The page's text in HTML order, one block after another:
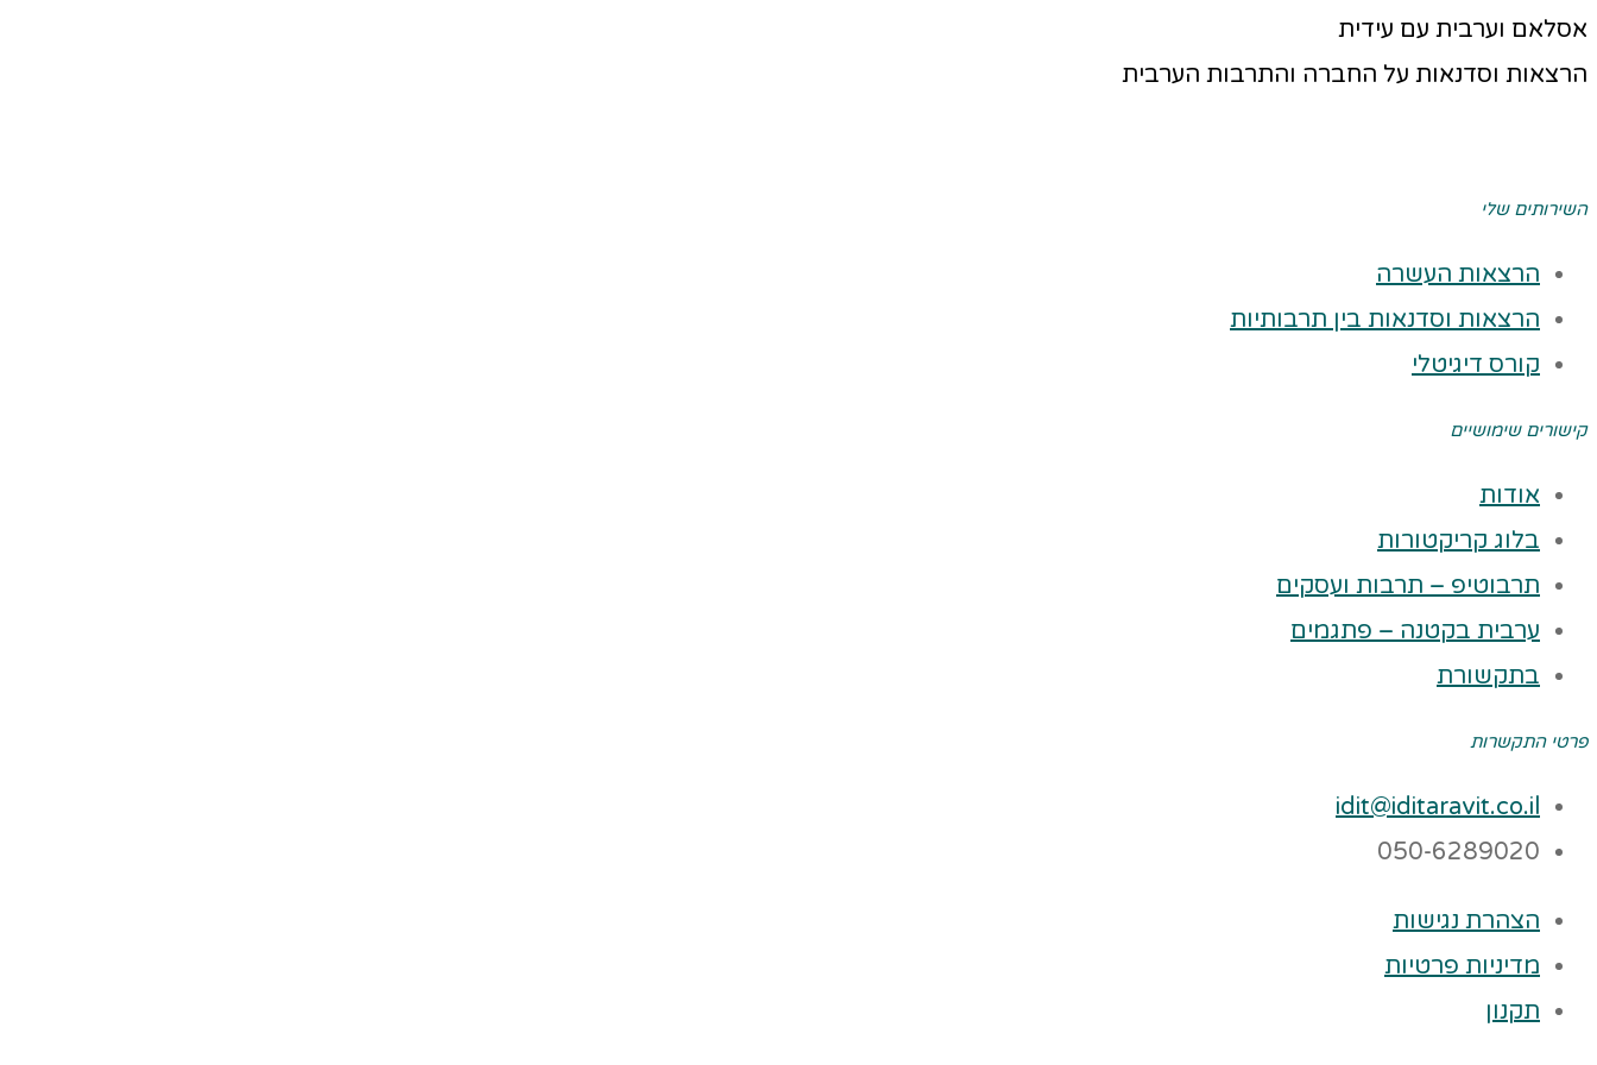
אסלאם וערבית עם עידית
הרצאות וסדנאות על החברה והתרבות הערבית
השירותים שלי
הרצאות העשרה
הרצאות וסדנאות בין תרבותיות
קורס דיגיטלי
קישורים שימושיים
אודות
בלוג קריקטורות
תרבוטיפ – תרבות ועסקים
ערבית בקטנה – פתגמים
בתקשורת
פרטי התקשרות
idit@iditaravit.co.il
050-6289020
הצהרת נגישות
מדיניות פרטיות
תקנון